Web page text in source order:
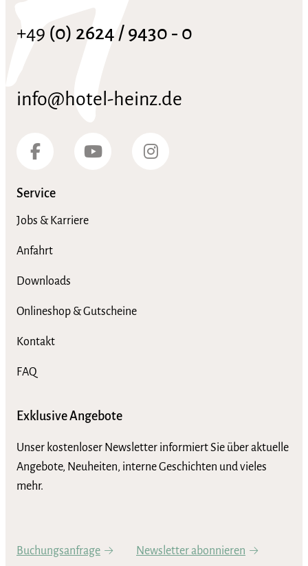
+49 (0) 2624 / 9430 ‑ 0
info@hotel-heinz.de
Service
Jobs & Karriere
Anfahrt
Downloads
Onlineshop & Gutscheine
Kontakt
FAQ
Exklusive Angebote
Unser kostenloser Newsletter informiert Sie über aktuelle
Angebote, Neuheiten, interne Geschichten und vieles
mehr.
Buchungsanfrage Newsletter abonnieren